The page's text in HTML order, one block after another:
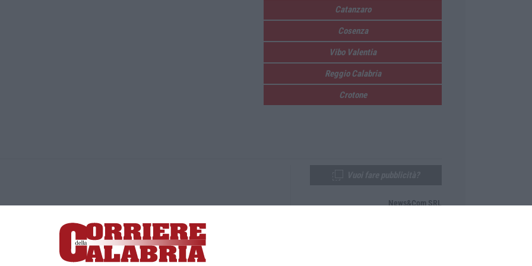
Catanzaro
Cosenza
Vibo Valentia
Reggio Calabria
Crotone
Lamezia Terme (CZ)
responsabile Paola Militano |Privacy
News&Com SRL